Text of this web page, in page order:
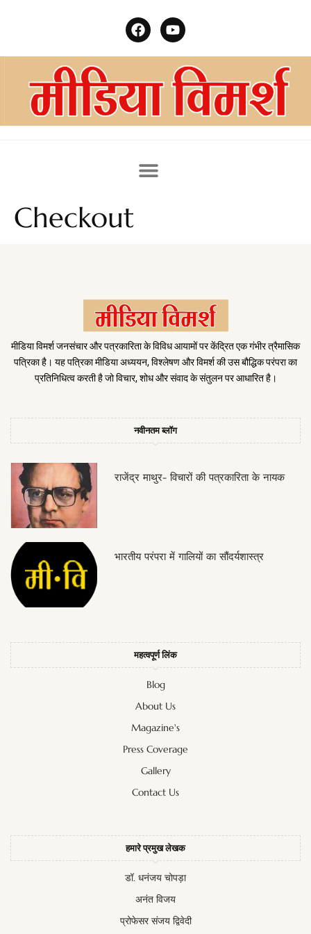
Checkout
मीडिया विमर्श जनसंचार और पत्रकारिता के विविध आयामों पर केंद्रित एक गंभीर त्रैमासिक
पत्रिका है। यह पत्रिका मीडिया अध्ययन, विश्लेषण और विमर्श की उस बौद्धिक परंपरा का
प्रतिनिधित्व करती है जो विचार, शोध और संवाद के संतुलन पर आधारित है।
नवीनतम ब्लॉग
राजेंद्र माथुर- विचारों की पत्रकारिता के नायक
भारतीय परंपरा में गालियों का सौंदर्यशास्त्र
महत्वपूर्ण लिंक
Blog
About Us
Magazine's
Press Coverage
Gallery
Contact Us
हमारे प्रमुख लेखक
डॉ. धनंजय चोपड़ा
अनंत विजय
प्रोफेसर संजय द्विवेदी